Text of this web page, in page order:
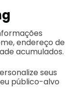
endereço de
acumulados.
seus
público-alvo